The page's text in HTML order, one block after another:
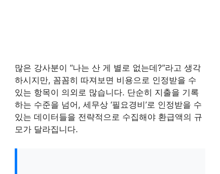
많은 강사분이 “나는 산 게 별로 없는데?”라고 생각
하시지만, 꼼꼼히 따져보면 비용으로 인정받을 수
있는 항목이 의외로 많습니다. 단순히 지출을 기록
하는 수준을 넘어, 세무상 ‘필요경비’로 인정받을 수
있는 데이터들을 전략적으로 수집해야 환급액의 규
모가 달라집니다.